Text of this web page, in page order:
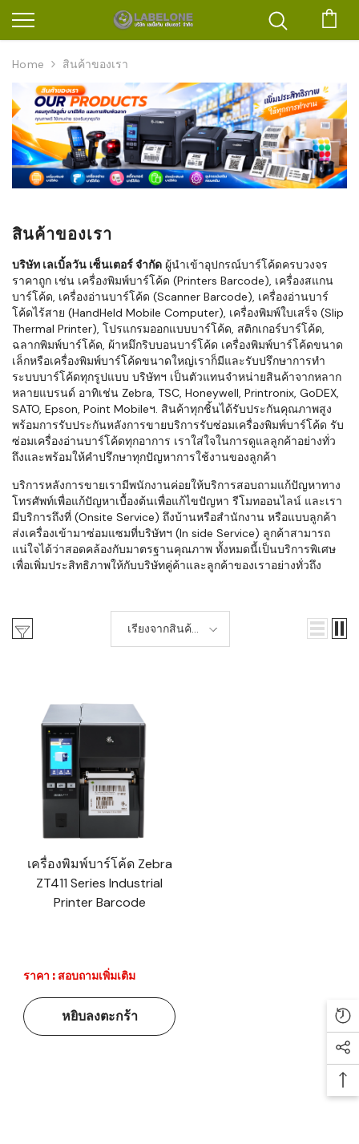
Home สินค้าของเรา
สินค้าของเรา
บริษัท เลเบิ้ลวัน เซ็นเตอร์ จำกัด ผู้นำเข้าอุปกรณ์บาร์โค้ดครบวงจร
ราคาถูก เช่น เครื่องพิมพ์บาร์โค้ด (Printers Barcode), เครื่องสแกน
บาร์โค้ด, เครื่องอ่านบาร์โค้ด (Scanner Barcode), เครื่องอ่านบาร์
โค้ดไร้สาย (HandHeld Mobile Computer), เครื่องพิมพ์ใบเสร็จ (Slip
Thermal Printer), โปรแกรมออกแบบบาร์โค้ด, สติกเกอร์บาร์โค้ด,
ฉลากพิมพ์บาร์โค้ด, ผ้าหมึกริบบอนบาร์โค้ด เครื่องพิมพ์บาร์โค้ดขนาด
เล็กหรือเครื่องพิมพ์บาร์โค้ดขนาดใหญ่เราก็มีและรับปรึกษาการทำ
ระบบบาร์โค้ดทุกรูปแบบ บริษัทฯ เป็นตัวแทนจำหน่ายสินค้าจากหลาก
หลายแบรนด์ อาทิเช่น Zebra, TSC, Honeywell, Printronix, GoDEX,
SATO, Epson, Point Mobileฯ. สินค้าทุกชิ้นได้รับประกันคุณภาพสูง
พร้อมการรับประกันหลังการขายบริการรับซ่อมเครื่องพิมพ์บาร์โค้ด รับ
ซ่อมเครื่องอ่านบาร์โค้ดทุกอาการ เราใส่ใจในการดูแลลูกค้าอย่างทั่ว
ถึงและพร้อมให้คำปรึกษาทุกปัญหาการใช้งานของลูกค้า
บริการหลังการขายเรามีพนักงานค่อยให้บริการสอบถามแก้ปัญหาทาง
โทรศัพท์เพื่อแก้ปัญหาเบื้องต้นเพื่อแก้ไขปัญหา รีโมทออนไลน์ และเรา
มีบริการถึงที่ (Onsite Service) ถึงบ้านหรือสำนักงาน หรือแบบลูกค้า
ส่งเครื่องเข้ามาซ่อมแซมที่บริษัทฯ (In side Service) ลูกค้าสามารถ
แน่ใจได้ว่าสอดคล้องกับมาตรฐานคุณภาพ ทั้งหมดนี้เป็นบริการพิเศษ
เพื่อเพิ่มประสิทธิภาพให้กับบริษัทคู่ค้าและลูกค้าของเราอย่างทั่วถึง
เรียงจากสินค้า
ใหม่-เก่า
เครื่องพิมพ์บาร์โค้ด Zebra
ZT411 Series Industrial
Printer Barcode
ราคา : สอบถามเพิ่มเติม
หยิบลงตะกร้า